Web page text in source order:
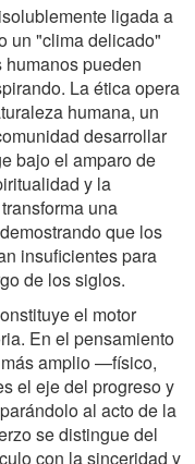
ligada a
un "clima delicado"
pueden
La ética opera
humana, un
desarrollar
bajo el amparo de
y la
una
que los
insuficientes para
de los siglos.
el motor
En el pensamiento
amplio —físico,
el eje del progreso y
al acto de la
se distingue del
con la sinceridad y